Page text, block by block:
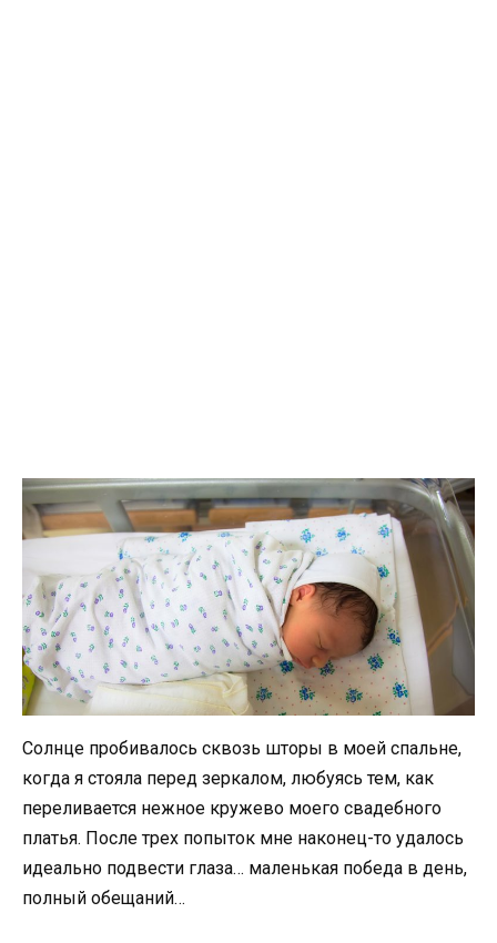
Солнце пробивалось сквозь шторы в моей спальне,
когда я стояла перед зеркалом, любуясь тем, как
переливается нежное кружево моего свадебного
платья. После трех попыток мне наконец-то удалось
идеально подвести глаза… маленькая победа в день,
полный обещаний…